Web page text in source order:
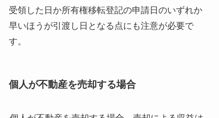
受領した日か所有権移転登記の申請日のいずれか
早いほうが引渡し日となる点にも注意が必要で
す。
個人が不動産を売却する場合